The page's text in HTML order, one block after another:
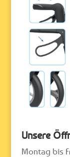
Unsere
Montag bis